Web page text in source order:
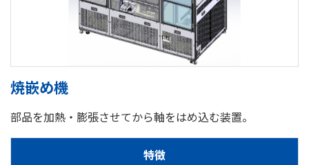
焼嵌め機
部品を加熱・膨張させてから軸をはめ込む装置。
特徴